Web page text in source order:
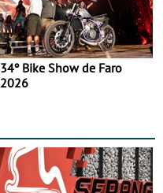
34º Bike Show de Faro
2026